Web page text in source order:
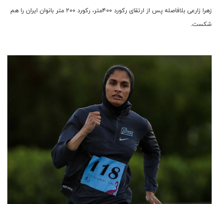
زهرا زارعی بلافاصله پس از ارتقای رکورد ۴۰۰متر، رکورد ۲۰۰ متر بانوان ایران را هم
شکست.